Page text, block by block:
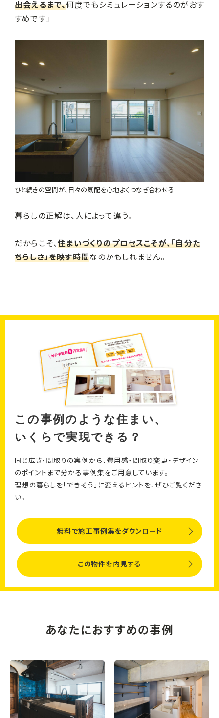
出会えるまで、何度でもシミュレーションするのがおす
すめです」
ひと続きの空間が、日々の気配を心地よくつなぎ合わせる
暮らしの正解は、人によって違う。
だからこそ、住まいづくりのプロセスこそが、「自分た
ちらしさ」を映す時間なのかもしれません。
この事例のような住まい、
いくらで実現できる？
同じ広さ・間取りの実例から、費用感・間取り変更・デザイン
のポイントまで分かる事例集をご用意しています。
理想の暮らしを「できそう」に変えるヒントを、ぜひご覧くださ
い。
無料で施工事例集をダウンロード
この物件を内見する
あなたにおすすめの事例